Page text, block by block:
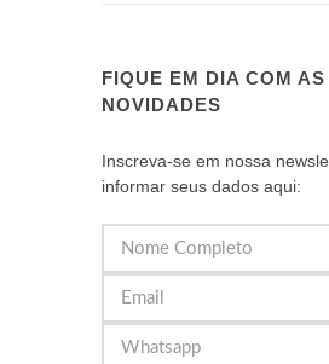
FIQUE EM DIA COM AS
NOVIDADES
Inscreva-se em nossa
informar seus dados aqui: